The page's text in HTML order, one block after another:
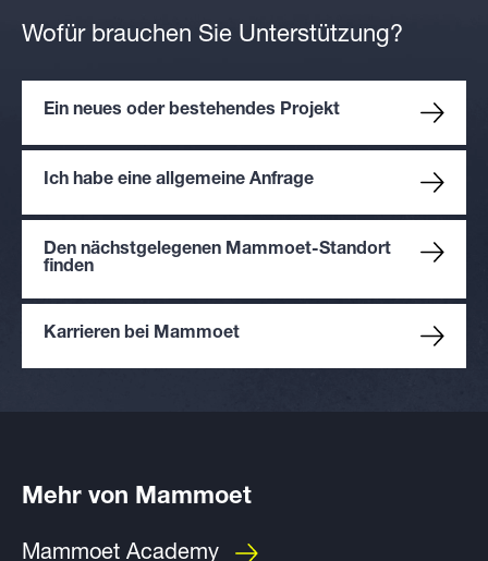
Wofür brauchen Sie Unterstützung?
Ein neues oder bestehendes Projekt
Ich habe eine allgemeine Anfrage
Den nächstgelegenen Mammoet-Standort
finden
Karrieren bei Mammoet
Mehr von Mammoet
Mammoet Academy